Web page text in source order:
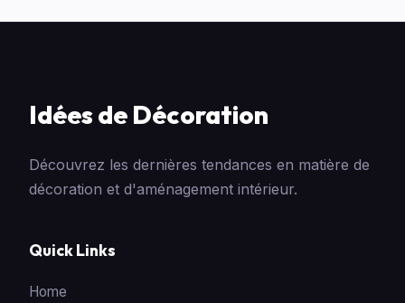
Idées de Décoration
Découvrez les dernières tendances en matière de
décoration et d'aménagement intérieur.
Quick Links
Home